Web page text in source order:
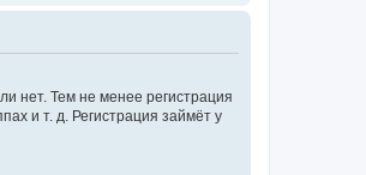
нет. Тем не менее регистрация
и т. д. Регистрация займёт у